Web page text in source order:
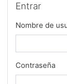
Entrar
Nombre de
Contraseña